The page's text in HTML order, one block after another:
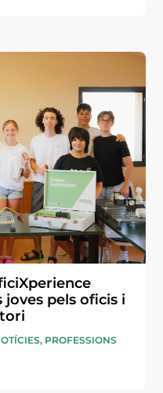
joves pels oficis i
, PROFESSIONS